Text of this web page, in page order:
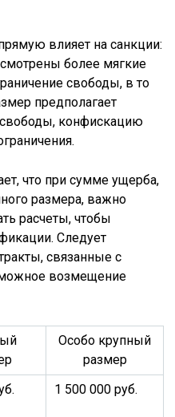
влияет на санкции:
более мягкие
свободы, в то
предполагает
конфискацию
что при сумме ущерба,
размера, важно
расчеты, чтобы
Следует
связанные с
возмещение
Особо крупный
размер
1 500 000 руб.